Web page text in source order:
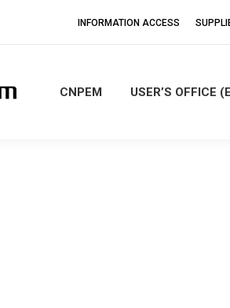
INFORMATION ACCESS
CNPEM USER’S OFFICE